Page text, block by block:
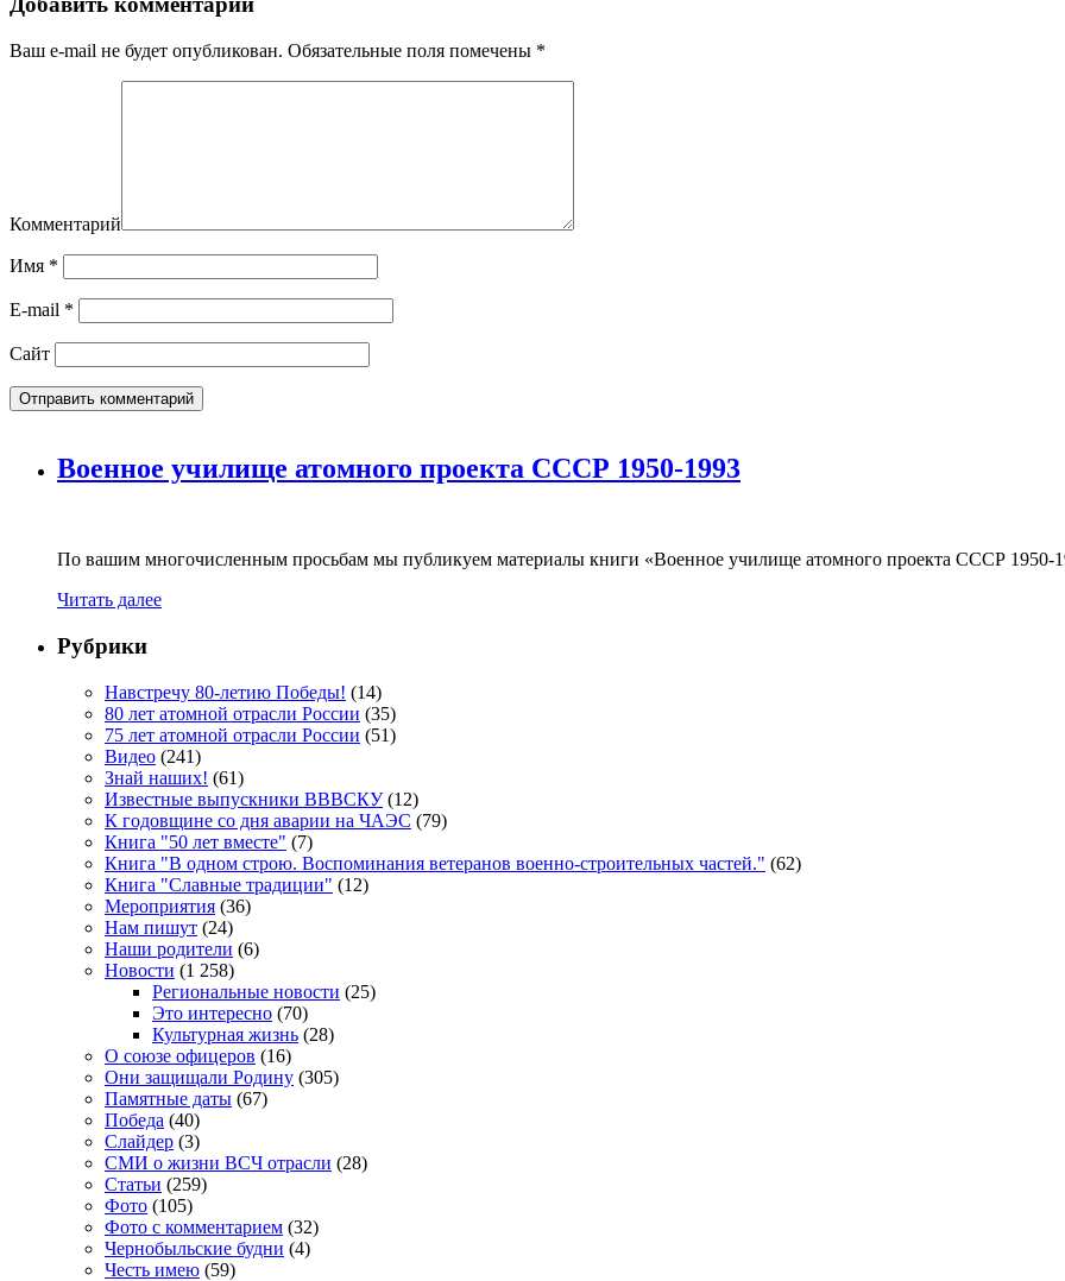
Ваш e-mail не будет опубликован. Обязательные поля помечены *
Комментарий
Имя *
E-mail *
Сайт
Военное училище атомного проекта СССР 1950-1993
По вашим многочисленным просьбам мы публикуем материалы книги «Военное училище атомного проекта СССР 1950-
Читать далее
Рубрики
Навстречу 80-летию Победы! (14)
80 лет атомной отрасли России (35)
75 лет атомной отрасли России (51)
Видео (241)
Знай наших! (61)
Известные выпускники ВВВСКУ(12)
К годовщине со дня аварии на ЧАЭС (79)
Книга "50 лет вместе" (7)
Книга "В одном строю. Воспоминания ветеранов военно-строительных частей." (62)
Книга "Славные традиции" (12)
Мероприятия (36)
Нам пишут (24)
Наши родители (6)
Новости (1 258)
Региональные новости (25)
Это интересно (70)
Культурная жизнь (28)
О союзе офицеров (16)
Они защищали Родину (305)
Памятные даты (67)
Победа (40)
Слайдер (3)
СМИ о жизни ВСЧ отрасли (28)
Статьи (259)
Фото (105)
Фото с комментарием (32)
Чернобыльские будни (4)
Честь имею (59)